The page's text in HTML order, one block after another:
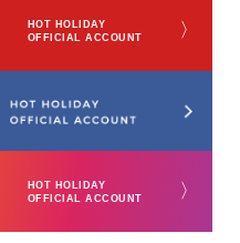
HOT HOLIDAY
OFFICIAL ACCOUNT
〉
HOT HOLIDAY
OFFICIAL ACCOUNT
〉